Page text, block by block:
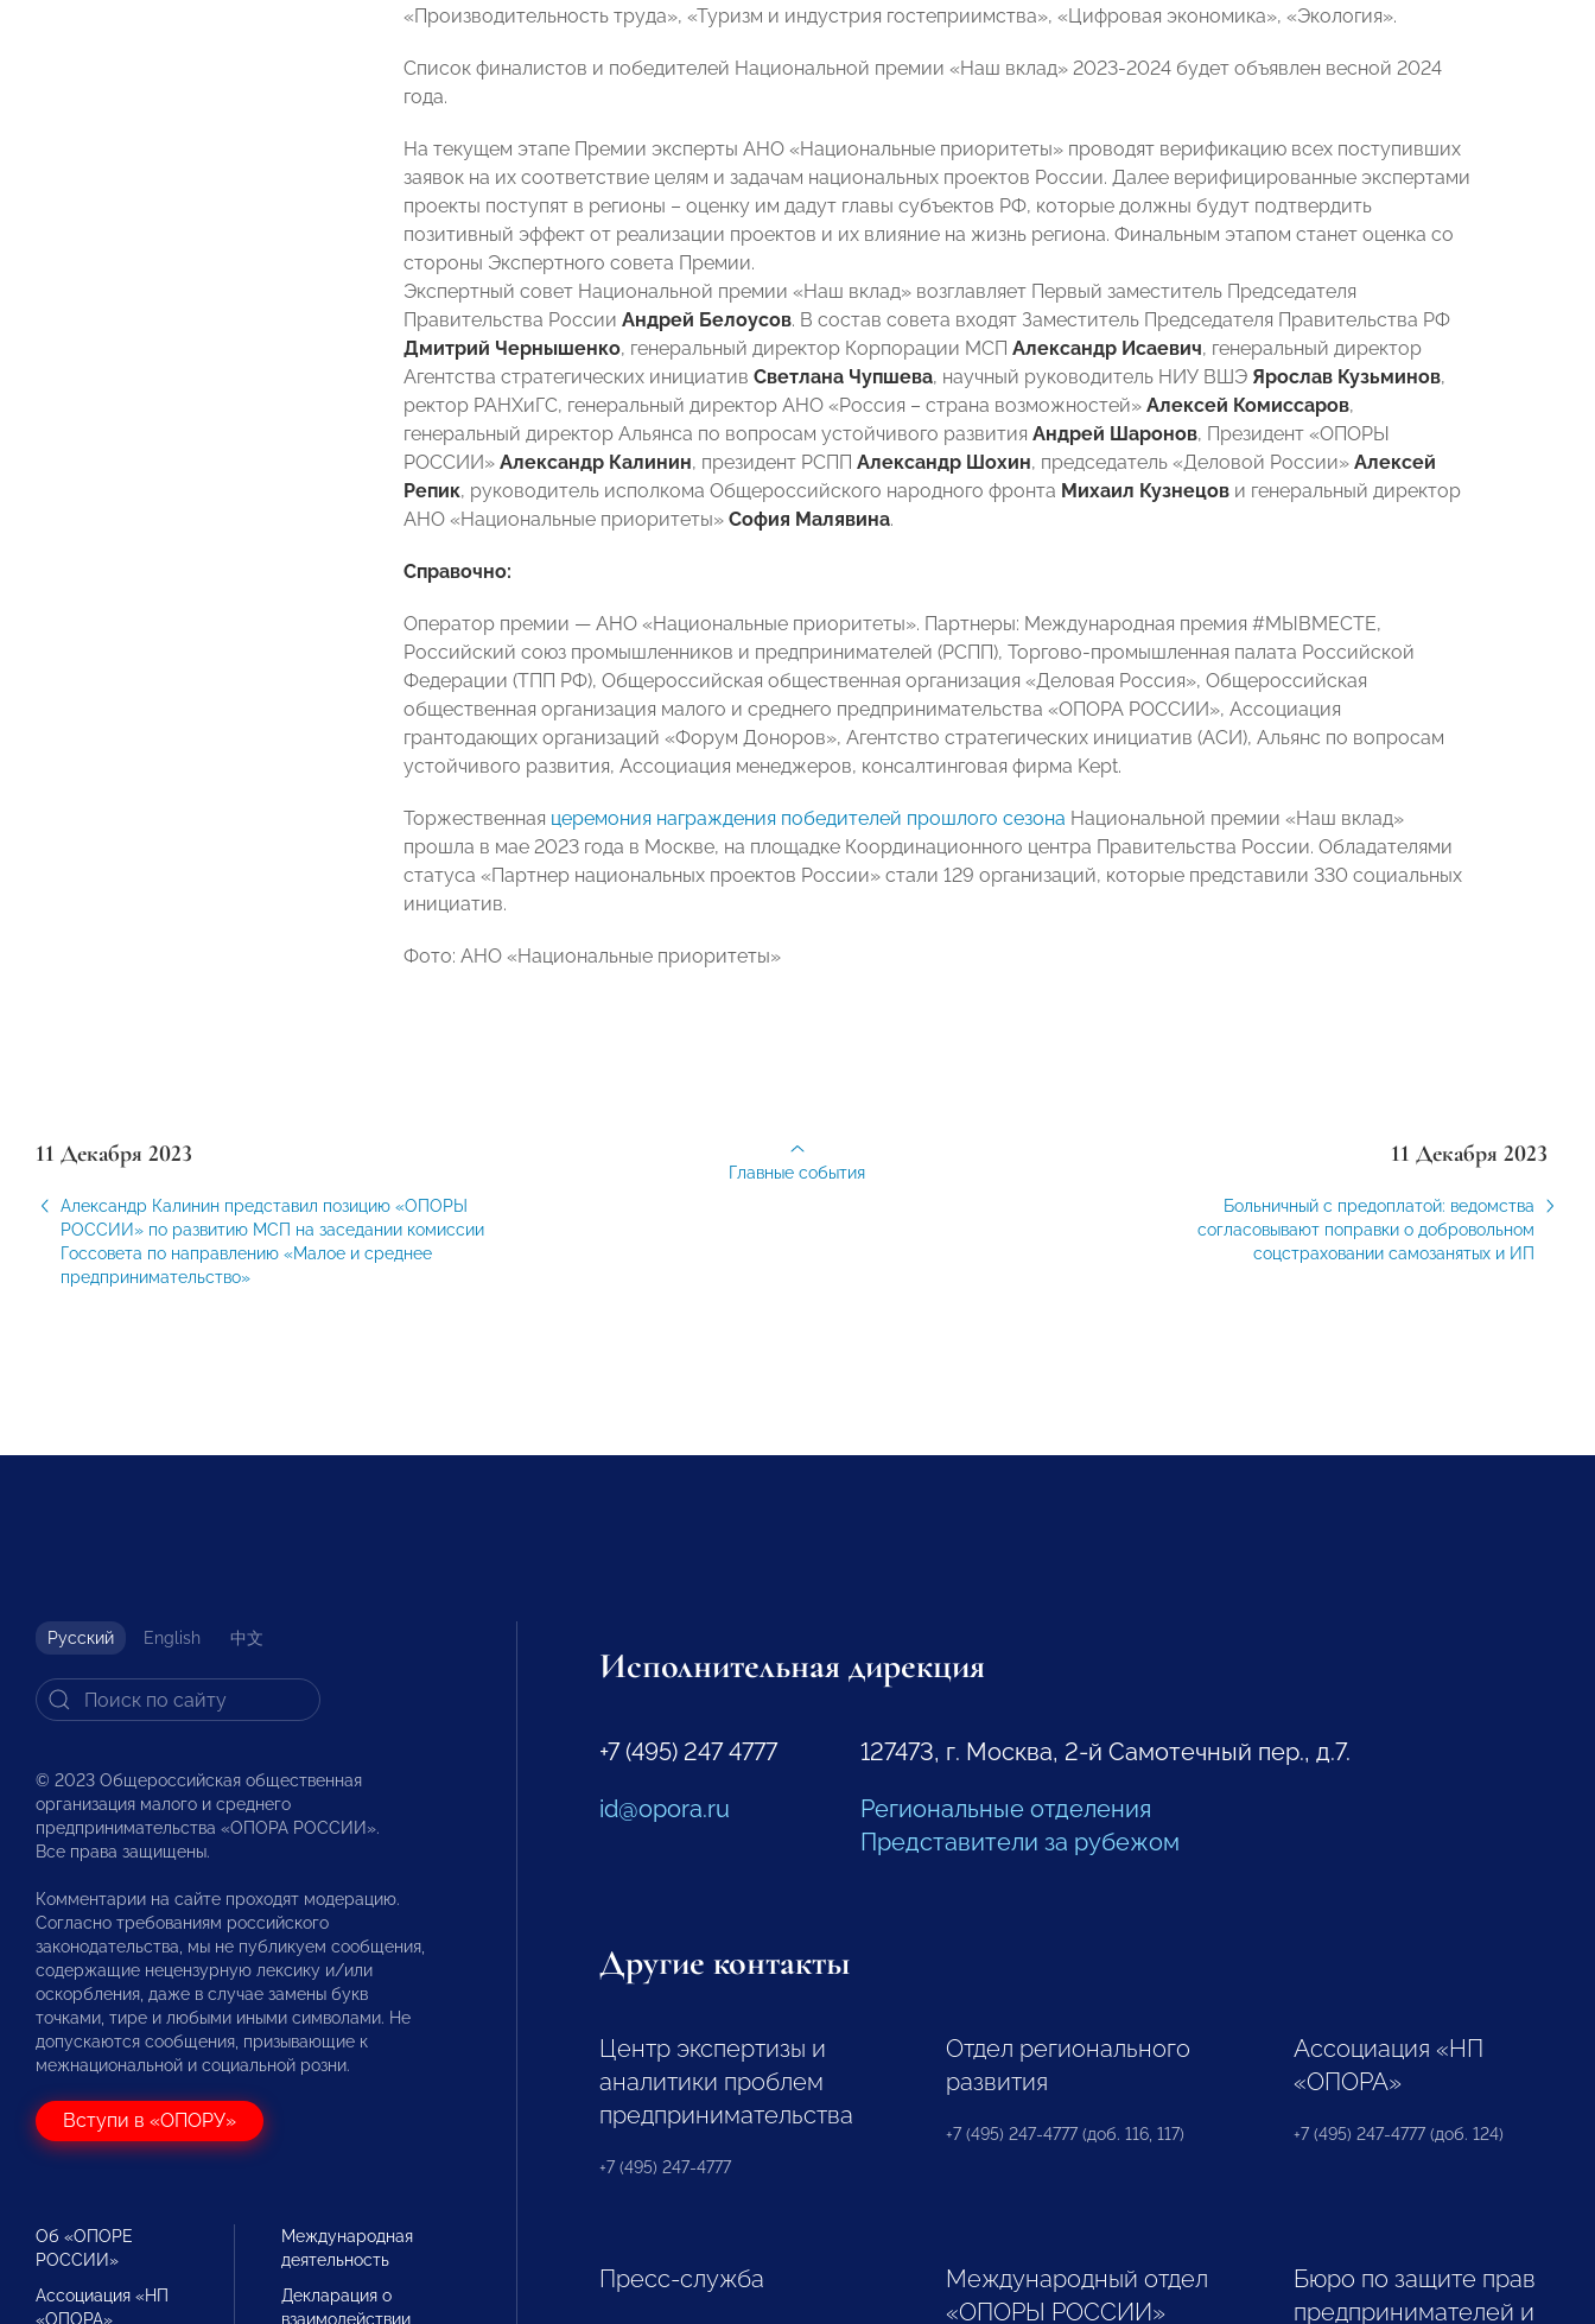
«Производительность труда», «Туризм и индустрия гостеприимства», «Цифровая экономика», «Экология».
Список финалистов и победителей Национальной премии «Наш вклад» 2023-2024 будет объявлен весной 2024
года.
На текущем этапе Премии эксперты АНО «Национальные приоритеты» проводят верификацию всех поступивших
заявок на их соответствие целям и задачам национальных проектов России. Далее верифицированные экспертами
проекты поступят в регионы – оценку им дадут главы субъектов РФ, которые должны будут подтвердить
позитивный эффект от реализации проектов и их влияние на жизнь региона. Финальным этапом станет оценка со
стороны Экспертного совета Премии.
Экспертный совет Национальной премии «Наш вклад» возглавляет Первый заместитель Председателя
Правительства России Андрей Белоусов. В состав совета входят Заместитель Председателя Правительства РФ
Дмитрий Чернышенко, генеральный директор Корпорации МСП Александр Исаевич, генеральный директор
Агентства стратегических инициатив Светлана Чупшева, научный руководитель НИУ ВШЭ Ярослав Кузьминов,
ректор РАНХиГС, генеральный директор АНО «Россия – страна возможностей» Алексей Комиссаров,
генеральный директор Альянса по вопросам устойчивого развития Андрей Шаронов, Президент «ОПОРЫ
РОССИИ» Александр Калинин, президент РСПП Александр Шохин, председатель «Деловой России» Алексей
Репик, руководитель исполкома Общероссийского народного фронта Михаил Кузнецов и генеральный директор
АНО «Национальные приоритеты» София Малявина.
Справочно:
Оператор премии — АНО «Национальные приоритеты». Партнеры: Международная премия #МЫВМЕСТЕ,
Российский союз промышленников и предпринимателей (РСПП), Торгово-промышленная палата Российской
Федерации (ТПП РФ), Общероссийская общественная организация «Деловая Россия», Общероссийская
общественная организация малого и среднего предпринимательства «ОПОРА РОССИИ», Ассоциация
грантодающих организаций «Форум Доноров», Агентство стратегических инициатив (АСИ), Альянс по вопросам
устойчивого развития, Ассоциация менеджеров, консалтинговая фирма Kept.
Торжественная церемония награждения победителей прошлого сезона Национальной премии «Наш вклад»
прошла в мае 2023 года в Москве, на площадке Координационного центра Правительства России. Обладателями
статуса «Партнер национальных проектов России» стали 129 организаций, которые представили 330 социальных
инициатив.
Фото: АНО «Национальные приоритеты»
11 Декабря 2023
Александр Калинин представил позицию «ОПОРЫ
РОССИИ» по развитию МСП на заседании комиссии
Госсовета по направлению «Малое и среднее
предпринимательство»
11 Декабря 2023
Больничный с предоплатой: ведомства
согласовывают поправки о добровольном
соцстраховании самозанятых и ИП
Главные события
Русский English 中文
© 2023 Общероссийская общественная
организация малого и среднего
предпринимательства «ОПОРА РОССИИ».
Все права защищены.
Комментарии на сайте проходят модерацию.
Согласно требованиям российского
законодательства, мы не публикуем сообщения,
содержащие нецензурную лексику и/или
оскорбления, даже в случае замены букв
точками, тире и любыми иными символами. Не
допускаются сообщения, призывающие к
межнациональной и социальной розни.
Вступи в «ОПОРУ»
Об «ОПОРЕ
РОССИИ»
Ассоциация «НП
«ОПОРА»
Международная
деятельность
Декларация о
взаимодействии
Исполнительная дирекция
+7 (495) 247 4777
id@opora.ru
127473, г. Москва, 2-й Самотечный пер., д.7.
Региональные отделения
Представители за рубежом
Другие контакты
Центр экспертизы и
аналитики проблем
предпринимательства
+7 (495) 247-4777
Отдел регионального
развития
+7 (495) 247-4777 (доб. 116, 117)
Ассоциация «НП
«ОПОРА»
+7 (495) 247-4777 (доб. 124)
Пресс-служба
Международный отдел
«ОПОРЫ РОССИИ»
Бюро по защите прав
предпринимателей и